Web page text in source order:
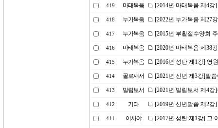
419 마태복음 [2014년 마태복음 제4강
418 누가복음 [2022년 누가복음 제27
417 누가복음 [2015년 부활절수양회
416 마태복음 [2020년 마태복음 제38
415 누가복음 [2016년 성탄 제1강] 영
414 골로새서 [2021년 신년 제3강]말
413 빌립보서 [2021년 빌립보서 제4
412 기타 [2019년 신년말씀 제2강
411 이사야 [2017년 성탄 제1강] 그